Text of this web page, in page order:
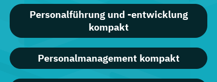
Personalführung und -entwicklung
kompakt
Personalmanagement kompakt